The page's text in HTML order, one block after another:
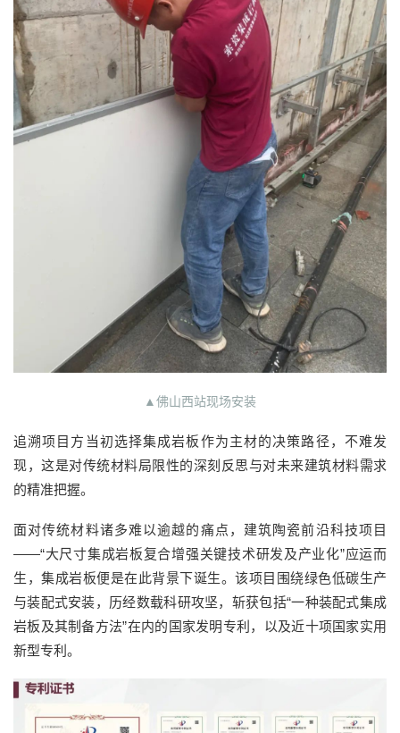
▲佛山西站现场安装
追溯项目方当初选择集成岩板作为主材的决策路径，不难发
现，这是对传统材料局限性的深刻反思与对未来建筑材料需求
的精准把握。
面对传统材料诸多难以逾越的痛点，建筑陶瓷前沿科技项目
——“大尺寸集成岩板复合增强关键技术研发及产业化”应运而
生，集成岩板便是在此背景下诞生。该项目围绕绿色低碳生产
与装配式安装，历经数载科研攻坚，斩获包括“一种装配式集成
岩板及其制备方法”在内的国家发明专利，以及近十项国家实用
新型专利。